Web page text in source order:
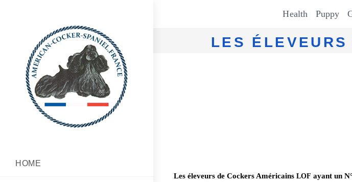
Health Pup­py
HOME
LES
Les éleveurs de Cockers Américains LOF ayant un